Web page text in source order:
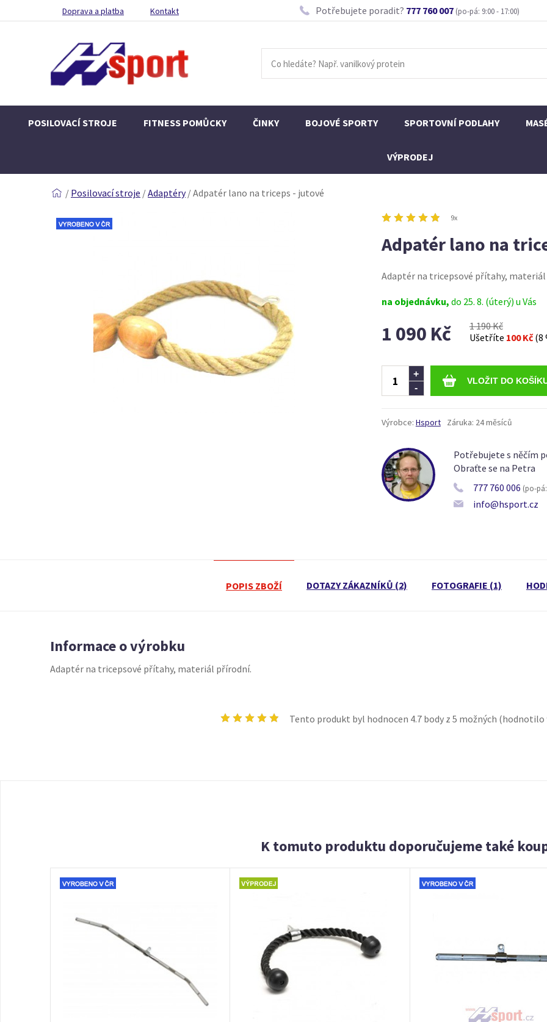
Doprava a platba Kontakt Potřebujete poradit? 777 760 007 (po-pá: 9:00 - 17:00)
POSILOVACÍ STROJE FITNESS POMŮCKY ČINKY BOJOVÉ SPORTY SPORTOVNÍ PODLAHY
VÝPRODEJ
/ Posilovací stroje /Adaptéry /Adpatér lano na triceps - jutové
9x
Adpatér lano na
Adaptér na tricepsové přítahy,
na objednávku, do 25. 8. (úterý) u Vás
1 090 Kč
1 190 Kč
Ušetříte 100 Kč (8
-
+
Výrobce: Hsport Záruka: 24 měsíců
Potřebujete s něčím
Obraťte se na Petra
777 760 006 (po-
info@hsport.cz
POPIS ZBOŽÍ DOTAZY ZÁKAZNÍKŮ (2) FOTOGRAFIE (1)
Informace o výrobku
Adaptér na tricepsové přítahy, materiál přírodní.
Tento produkt byl hodnocen 4.7body z 5 možných (hodnotilo
K tomuto produktu doporučujeme také